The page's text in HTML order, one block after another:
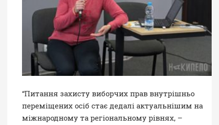
“Питання захисту виборчих прав внутрішньо
переміщених осіб стає дедалі актуальнішим на
міжнародному та регіональному рівнях, –